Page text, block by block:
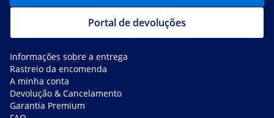
Portal de devoluções
Informações sobre a entrega
Rastreio da encomenda
A minha conta
Devolução & Cancelamento
Garantia Premium